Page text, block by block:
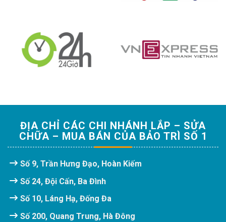
ĐỊA CHỈ CÁC CHI NHÁNH LẮP – SỬA
CHỮA – MUA BÁN CỦA BẢO TRÌ SỐ 1
Số 9, Trần Hưng Đạo, Hoàn Kiếm
Số 24, Đội Cấn, Ba Đình
Số 10, Láng Hạ, Đống Đa
Số 200, Quang Trung, Hà Đông